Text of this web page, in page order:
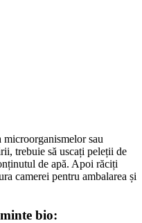
microorganismelor sau
trebuie să uscați peleții de
de apă. Apoi răciți
camerei pentru ambalarea și
bio: